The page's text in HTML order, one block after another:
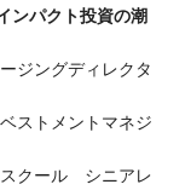
ンパクト投資の潮
ジングディレクタ
ストメントマネジ
スクール シニアレ